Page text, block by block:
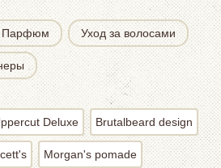
Парфюм Уход за волосами
Deluxe Brutalbeard design
Morgan's pomade